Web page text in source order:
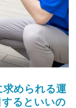
求められる運
るといいの